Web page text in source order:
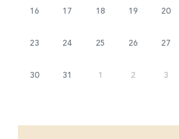
16 17 18 19 20
23 24 25 26 27
30 31 1 2 3